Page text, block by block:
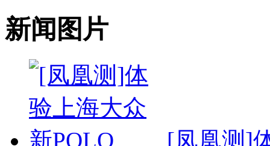
新闻图片
[凤凰测]